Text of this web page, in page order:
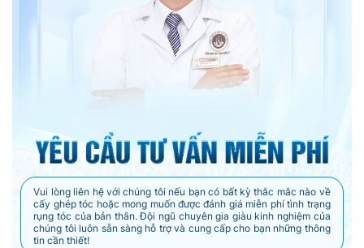
Vui lòng liên hệ với chúng tôi nếu bạn có bất kỳ thắc mắc nào về
cấy ghép tóc hoặc mong muốn được đánh giá miễn phí tình trạng
rụng tóc của bản thân. Đội ngũ chuyên gia giàu kinh nghiệm của
chúng tôi luôn sẵn sàng hỗ trợ và cung cấp cho bạn những thông
tin cần thiết!